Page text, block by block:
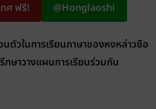
ศ ฟรี! @Honglaoshi
ตัวในการเรียนภาษาของหงหล่าวซือ
ษาวางแผนการเรียนร่วมกัน